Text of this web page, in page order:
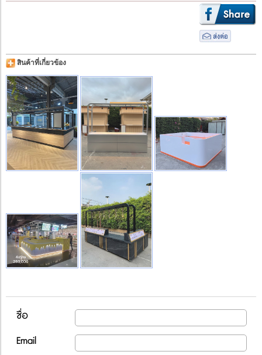
สินค้าที่เกี่ยวข้อง
ชื่อ
Email